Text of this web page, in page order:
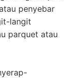
penyebar
langit
parquet atau